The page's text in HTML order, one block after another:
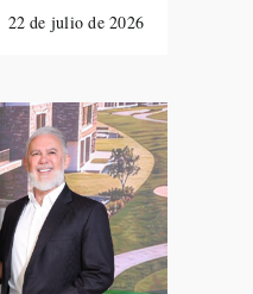
22 de julio de 2026